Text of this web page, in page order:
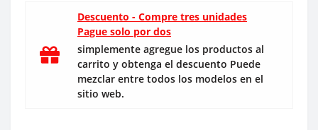
Descuento - Compre tres unidades
Pague solo por dos
simplemente agregue los productos al
carrito y obtenga el descuento Puede
mezclar entre todos los modelos en el
sitio web.